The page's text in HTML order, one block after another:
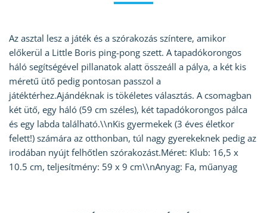
Az asztal lesz a játék és a szórakozás színtere, amikor
előkerül a Little Boris ping-pong szett. A tapadókorongos
háló segítségével pillanatok alatt összeáll a pálya, a két kis
méretű ütő pedig pontosan passzol a
játéktérhez.Ajándéknak is tökéletes választás. A csomagban
két ütő, egy háló (59 cm széles), két tapadókorongos pálca
és egy labda található.\\nKis gyermekek (3 éves életkor
felett!) számára az otthonban, túl nagy gyerekeknek pedig az
irodában nyújt felhőtlen szórakozást.Méret: Klub: 16,5 x
10.5 cm, teljesítmény: 59 x 9 cm\\nAnyag: Fa, műanyag